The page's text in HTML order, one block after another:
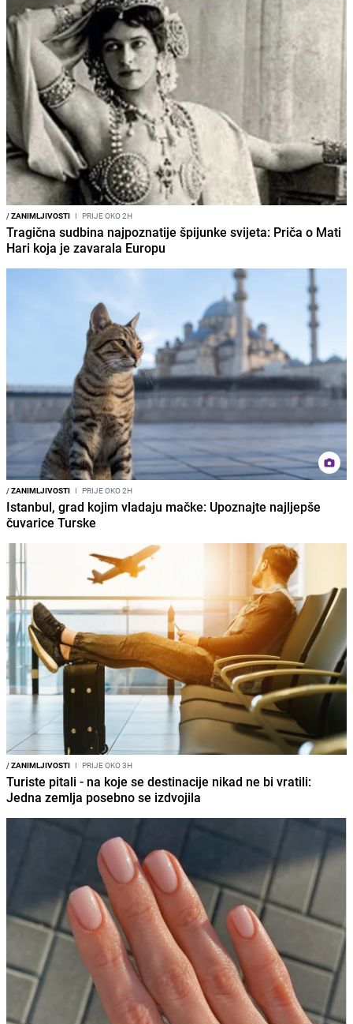
/ZANIMLJIVOSTI I PRIJE OKO 2H
Tragična sudbina najpoznatije špijunke svijeta: Priča o Mati
Hari koja je zavarala Europu
/ZANIMLJIVOSTI I PRIJE OKO 2H
Istanbul, grad kojim vladaju mačke: Upoznajte najljepše
čuvarice Turske
/ZANIMLJIVOSTI I PRIJE OKO 3H
Turiste pitali - na koje se destinacije nikad ne bi vratili:
Jedna zemlja posebno se izdvojila